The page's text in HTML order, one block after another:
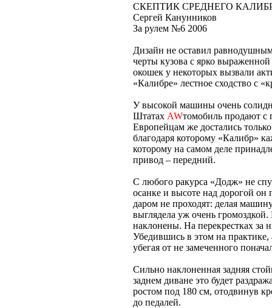
СКЕПТИК СРЕДНЕГО
Сергей Канунников
За рулем №6 2006
Дизайн не оставил
черты кузова с ярко
окошек у некоторых вызвали
«Калибре» лестное сходство с
У высокой машины очень
Штатах AWтомобиль продают
Европейцам же достались
благодаря которому «Калибр»
которому на самом деле
привод – передний.
С любого ракурса «Додж» не
осанке и высоте над дорогой
даром не проходят: делая
выглядела уж очень
наклонены. На перекрестках за
Убедившись в этом на практике,
убегая от не замеченного
Сильно наклоненная задняя
заднем диване это будет
ростом под 180 см, отодвинув
до педалей.